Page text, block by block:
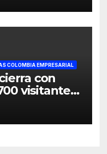
COLOMBIA EMPRESARIAL
con
visitantes,
y 16